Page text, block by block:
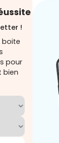
!
boite
pour
bien